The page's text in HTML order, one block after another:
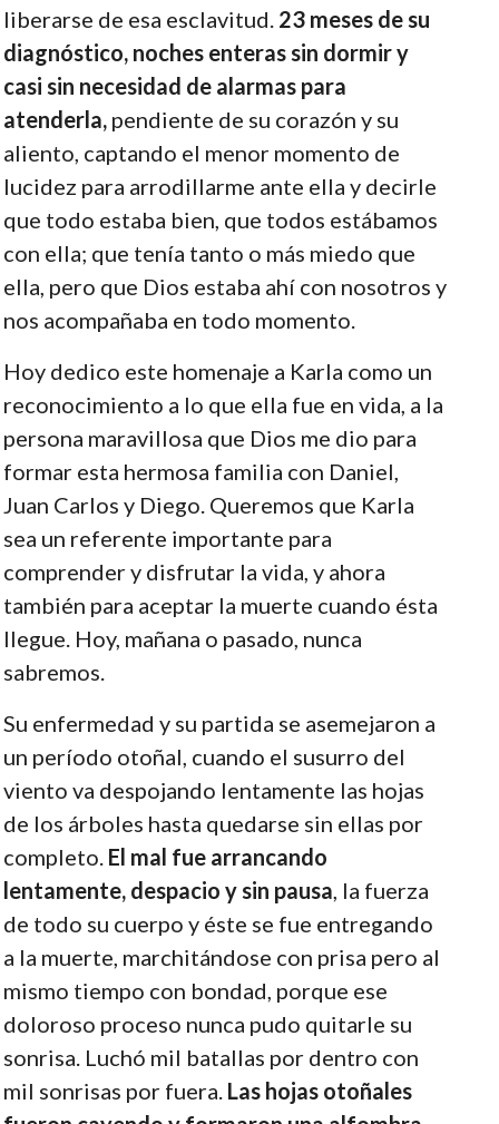
liberarse de esa esclavitud. 23 meses de su
diagnóstico, noches enteras sin dormir y
casi sin necesidad de alarmas para
atenderla,pendiente de su corazón y su
aliento, captando el menor momento de
lucidez para arrodillarme ante ella y decirle
que todo estaba bien, que todos estábamos
con ella; que tenía tanto o más miedo que
ella, pero que Dios estaba ahí con nosotros y
nos acompañaba en todo momento.
Hoy dedico este homenaje a Karla como un
reconocimiento a lo que ella fue en vida, a la
persona maravillosa que Dios me dio para
formar esta hermosa familia con Daniel,
Juan Carlos y Diego. Queremos que Karla
sea un referente importante para
comprender y disfrutar la vida, y ahora
también para aceptar la muerte cuando ésta
llegue. Hoy, mañana o pasado, nunca
sabremos.
Su enfermedad y su partida se asemejaron a
un período otoñal, cuando el susurro del
viento va despojando lentamente las hojas
de los árboles hasta quedarse sin ellas por
completo. El mal fue arrancando
lentamente, despacio y sin pausa , la fuerza
de todo su cuerpo y éste se fue entregando
a la muerte, marchitándose con prisa pero al
mismo tiempo con bondad, porque ese
doloroso proceso nunca pudo quitarle su
sonrisa. Luchó mil batallas por dentro con
mil sonrisas por fuera. Las hojas otoñales